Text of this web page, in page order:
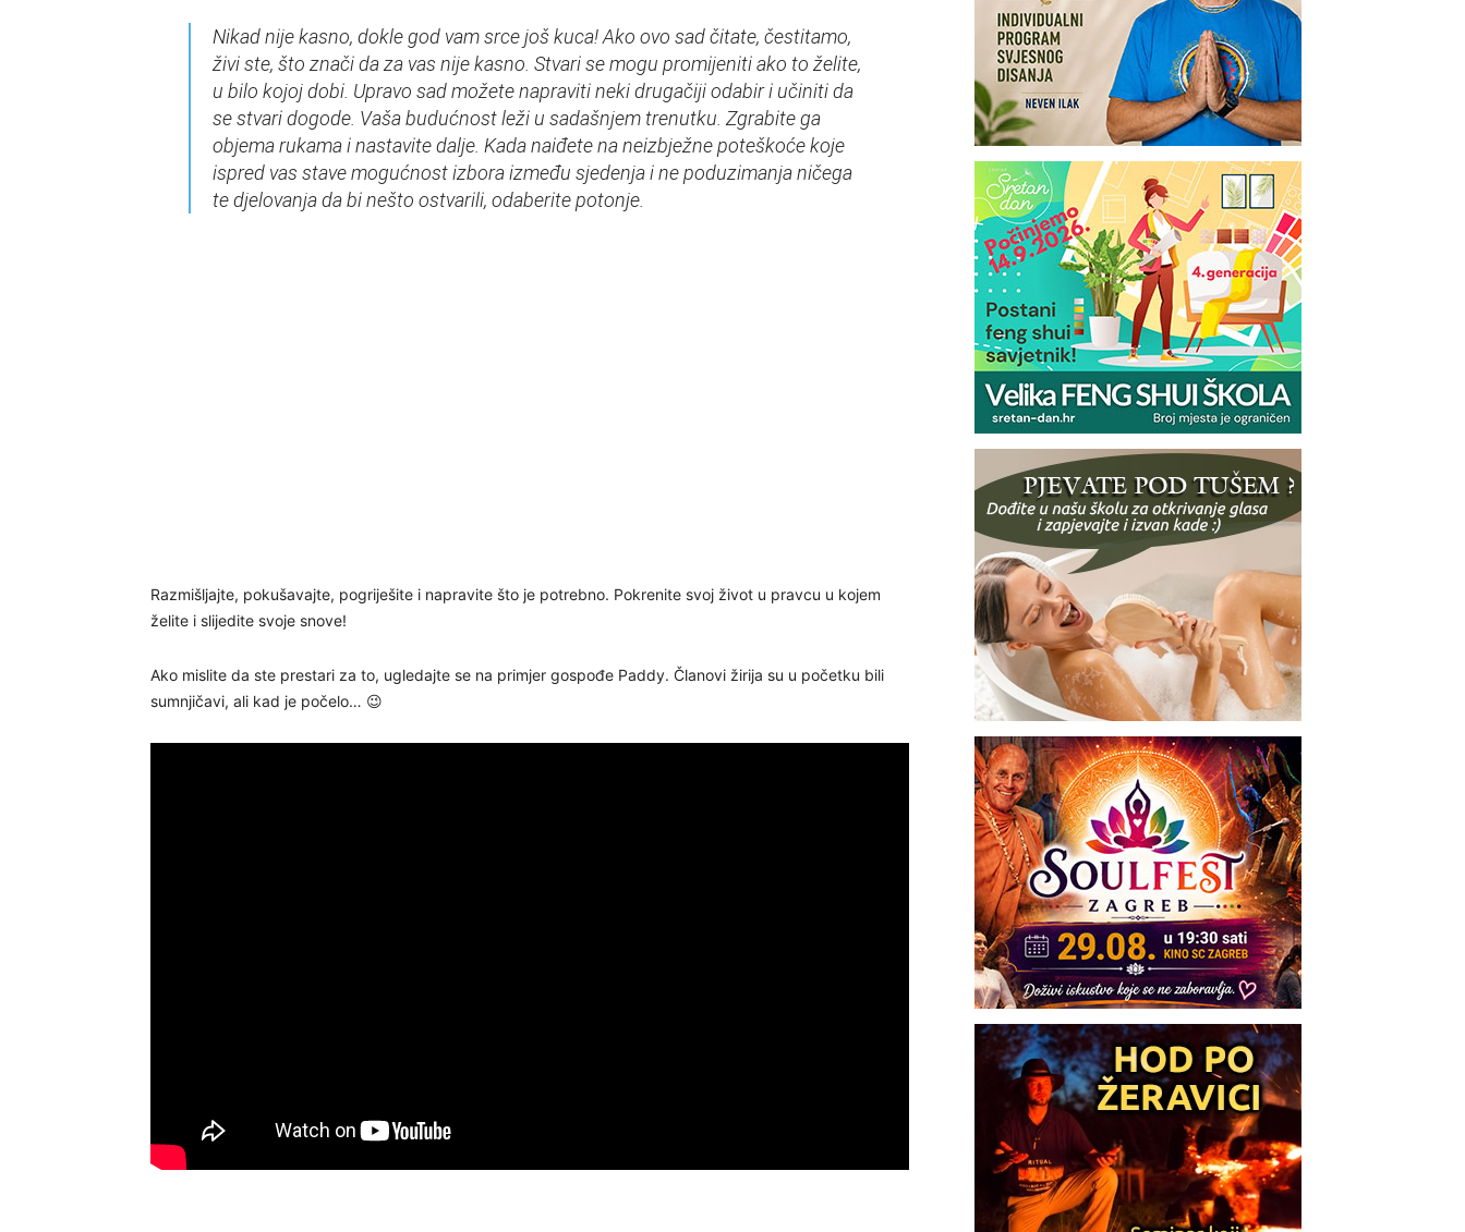
Nikad nije kasno, dokle god vam srce još kuca! Ako ovo sad čitate, čestitamo,
živi ste, što znači da za vas nije kasno. Stvari se mogu promijeniti ako to želite,
u bilo kojoj dobi. Upravo sad možete napraviti neki drugačiji odabir i učiniti da
se stvari dogode. Vaša budućnost leži u sadašnjem trenutku. Zgrabite ga
objema rukama i nastavite dalje. Kada naiđete na neizbježne poteškoće koje
ispred vas stave mogućnost izbora između sjedenja i ne poduzimanja ničega
te djelovanja da bi nešto ostvarili, odaberite potonje.
Razmišljajte, pokušavajte, pogriješite i napravite što je potrebno. Pokrenite svoj život u pravcu u kojem
želite i slijedite svoje snove!
Ako mislite da ste prestari za to, ugledajte se na primjer gospođe Paddy. Članovi žirija su u početku bili
sumnjičavi, ali kad je počelo… 😉